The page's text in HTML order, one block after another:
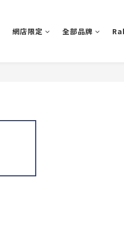
網店限定 全部品牌